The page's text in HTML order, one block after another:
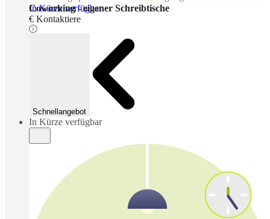
In Kürze verfügbar
Coworking - eigener Schreibtische
€ Kontaktiere
Schnellangebot
In Kürze verfügbar